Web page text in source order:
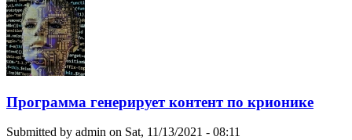
Программа генерирует контент по крионике
Submitted by admin on Sat, 11/13/2021 - 08:11